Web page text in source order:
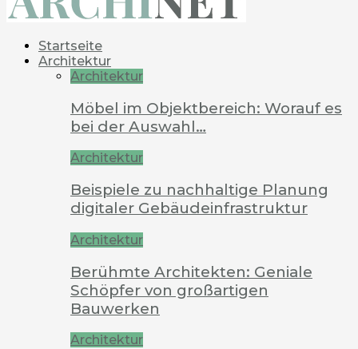
Startseite
Architektur
Architektur
Möbel im Objektbereich: Worauf es
bei der Auswahl…
Architektur
Beispiele zu nachhaltige Planung
digitaler Gebäudeinfrastruktur
Architektur
Berühmte Architekten: Geniale
Schöpfer von großartigen
Bauwerken
Architektur